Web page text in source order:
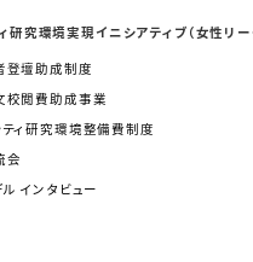
研究環境実現イニシアティブ（女性リー
登壇助成制度
校閲費助成事業
ィ研究環境整備費制度
会
インタビュー